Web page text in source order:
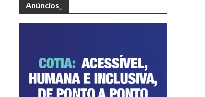
Anúncios_